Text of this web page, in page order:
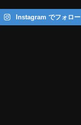
Instagram でフォロー